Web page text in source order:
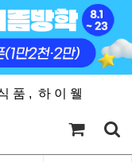
품 , 하 이 웰